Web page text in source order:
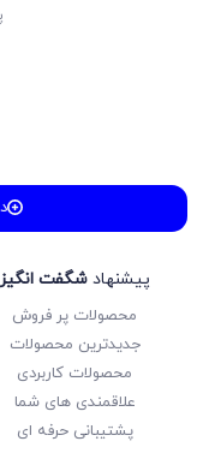
پیشنهاد شگفت انگیز
محصولات پر فروش
جدیدترین محصولات
محصولات کاربردی
علاقمندی های شما
پشتیبانی حرفه ای